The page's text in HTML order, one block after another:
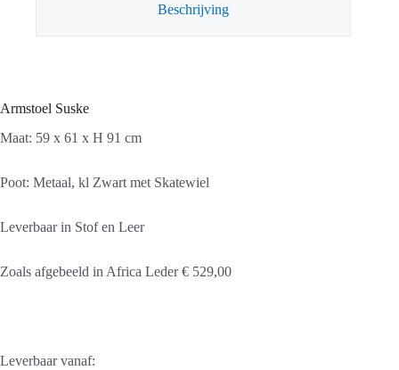
Beschrijving
Armstoel Suske
Maat: 59 x 61 x H 91 cm
Poot: Metaal, kl Zwart met Skatewiel
Leverbaar in Stof en Leer
Zoals afgebeeld in Africa Leder € 529,00
Leverbaar vanaf: